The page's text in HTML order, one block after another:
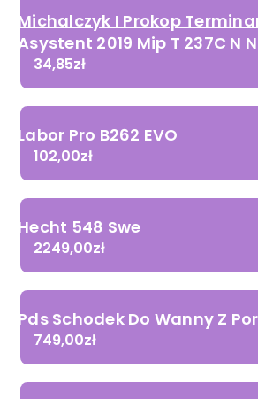
Michalczyk I Prokop
Asystent 2019 Mip T 237C N
34,85zł
Labor Pro B262 EVO
102,00zł
Hecht 548 Swe
2249,00zł
Pds Schodek Do Wanny Z
749,00zł